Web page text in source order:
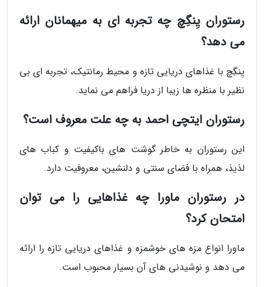
رستوران یِنگِچ چه تجربه ای به میهمانان ارائه
می دهد؟
یِنگِچ با غذاهای دریایی تازه و محیط رمانتیک، تجربه ای بی
نظیر با منظره ها زیبا از دریا فراهم می نماید.
رستوران ایتچی احمد به چه علت معروف است؟
این رستوران به خاطر گوشت های باکیفیت و کباب های
لذیذ، همراه با فضای سنتی و دلنشین، معروفیت دارد.
در رستوران ماورا چه غذاهایی را می توان
امتحان کرد؟
ماورا انواع مزه های خوشمزه و غذاهای دریایی تازه را ارائه
می دهد و نوشیدنی های آن بسیار محبوب است.